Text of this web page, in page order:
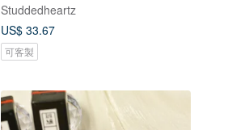
Studdedheartz
US$ 33.67
可客製